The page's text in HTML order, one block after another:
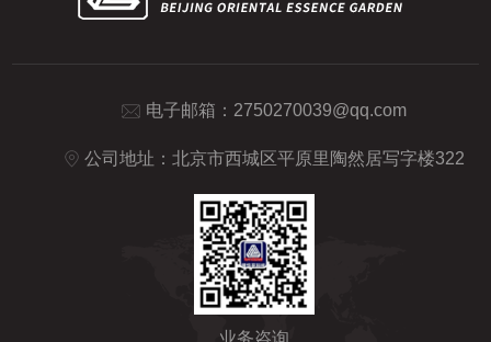
力的核心部件，通常采用单...
电子邮箱： 2750270039@qq.com
公司地址：北京市西城区平原里陶然居写字楼322
业务咨询